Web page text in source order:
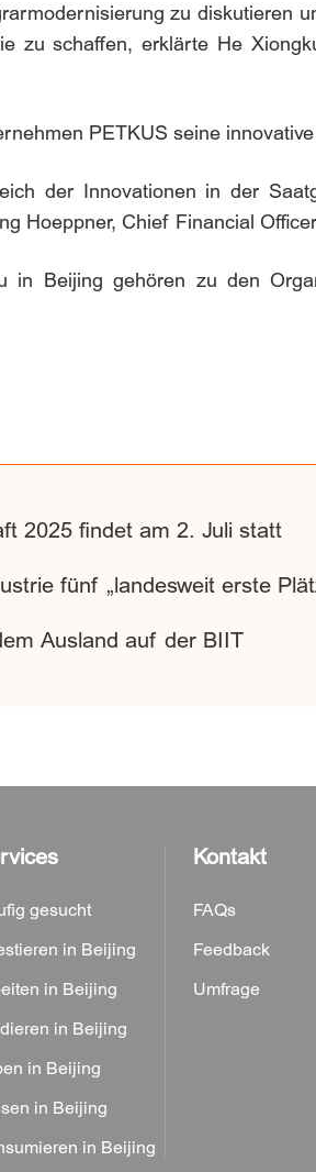
zu diskutieren
zu schaffen, erklärte He
PETKUS seine
der Innovationen in der
Hoeppner, Chief Financial
Beijing gehören zu den
2025 findet am 2. Juli statt
fünf „landesweit erste
Ausland auf der BIIT
gesucht
in Beijing
in Beijing
in Beijing
in Beijing
in Beijing
in Beijing
Kontakt
FAQs
Feedback
Umfrage